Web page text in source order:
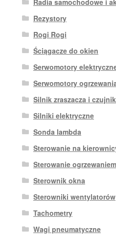
Radia samochodowe i
Rezystory
Rogi Rogi
Ściągacze do okien
Serwomotory
Serwomotory
Silnik zraszacza i
Silniki elektryczne
Sonda lambda
Sterowanie na
Sterowanie
Sterownik okna
Sterowniki wentylatorów
Tachometry
Wagi pneumatyczne